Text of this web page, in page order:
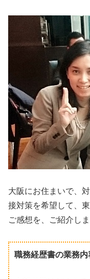
大阪にお住まいで、
接対策を希望して、
ご感想を、ご紹介しま
職務経歴書の業務内